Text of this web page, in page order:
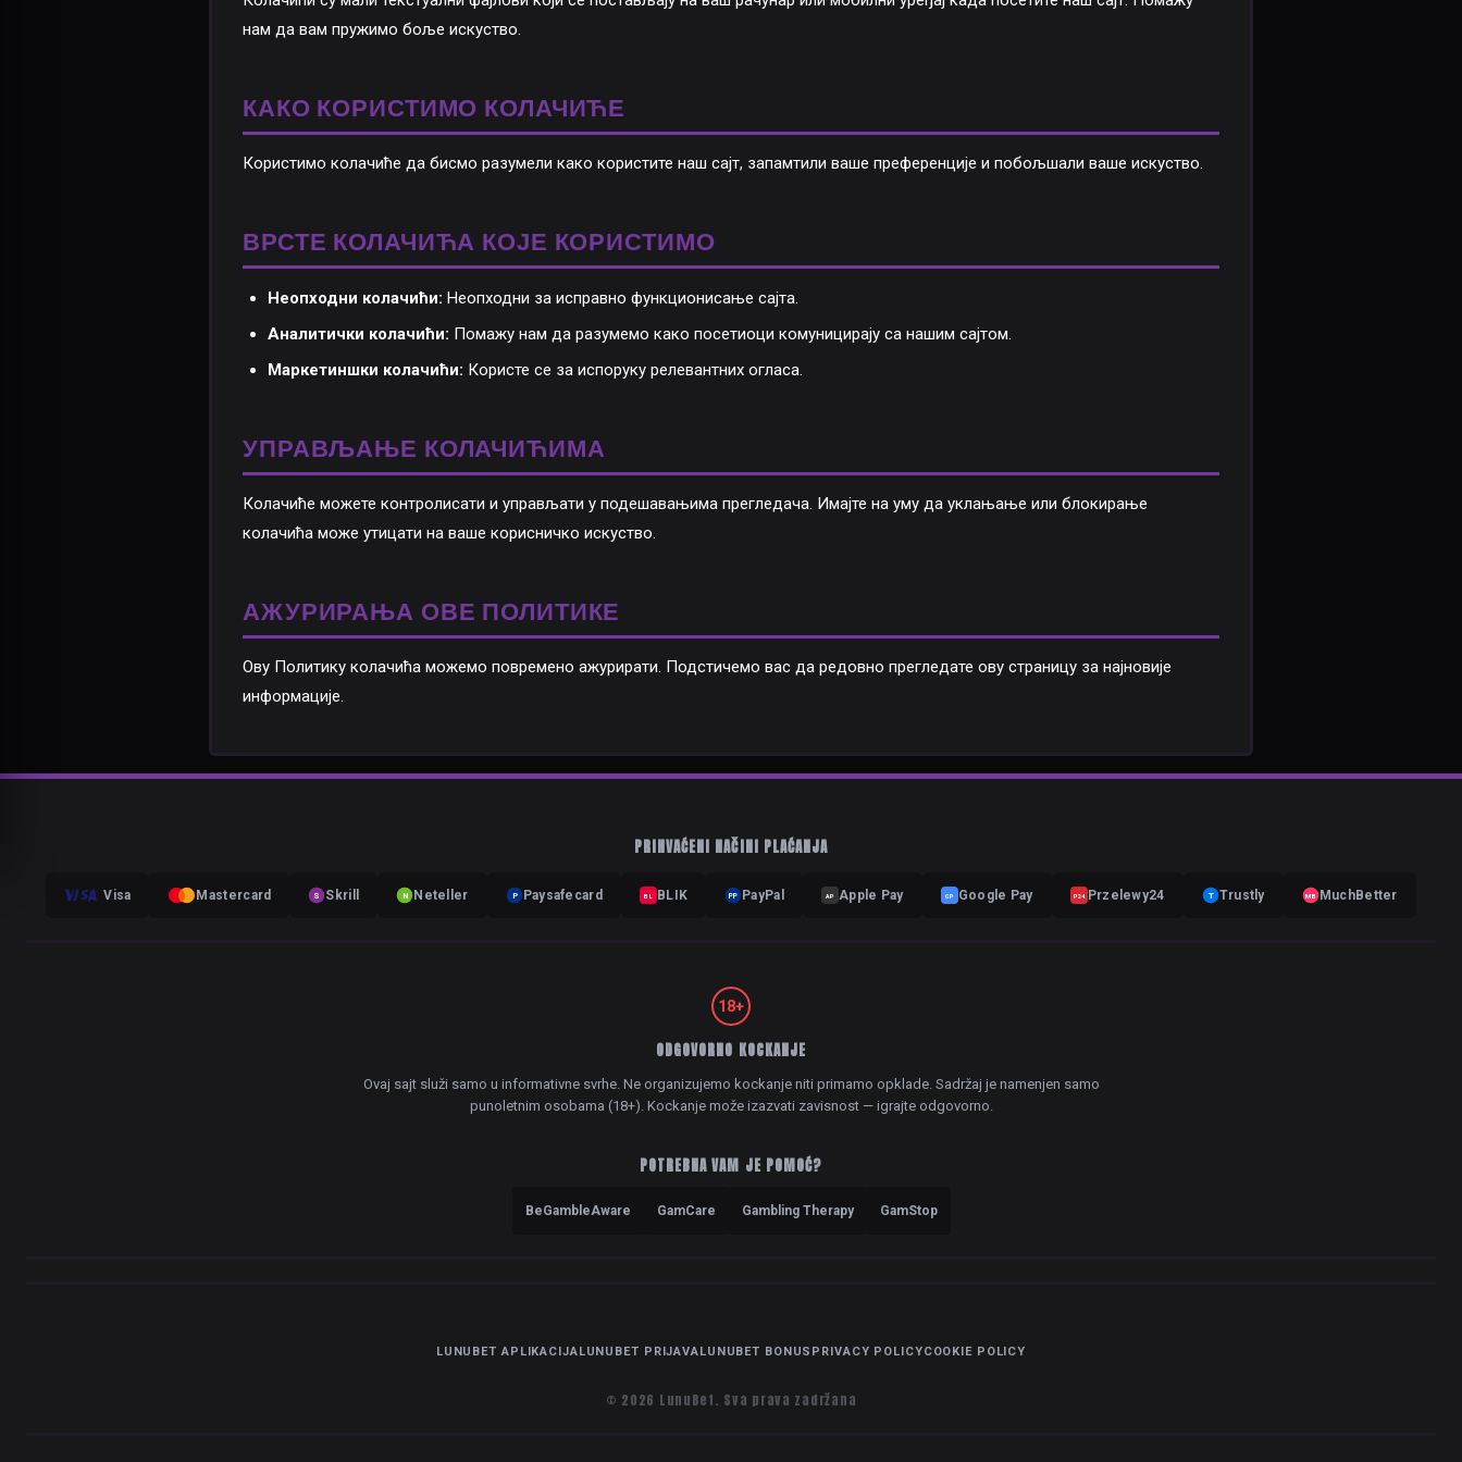
нам да вам пружимо боље искуство.
КАКО КОРИСТИМО КОЛАЧИЋЕ
Користимо колачиће да бисмо разумели како користите наш сајт, запамтили ваше преференције и побољшали ваше искуство.
ВРСТЕ КОЛАЧИЋА КОЈЕ КОРИСТИМО
Неопходни колачићи: Неопходни за исправно функционисање сајта.
Аналитички колачићи: Помажу нам да разумемо како посетиоци комуницирају са нашим сајтом.
Маркетиншки колачићи: Користе се за испоруку релевантних огласа.
УПРАВЉАЊЕ КОЛАЧИЋИМА
Колачиће можете контролисати и управљати у подешавањима прегледача. Имајте на уму да уклањање или блокирање
колачића може утицати на ваше корисничко искуство.
АЖУРИРАЊА ОВЕ ПОЛИТИКЕ
Ову Политику колачића можемо повремено ажурирати. Подстичемо вас да редовно прегледате ову страницу за најновије
информације.
PRIHVAĆENI NAČINI PLAĆANJA
Visa Mastercard S Skrill N Neteller P Paysafecard BL BLIK PP PayPal AP Apple Pay GP Google Pay P24 Przelewy24 T Trustly MB MuchBetter
18+
ODGOVORNO KOCKANJE
Ovaj sajt služi samo u informativne svrhe. Ne organizujemo kockanje niti primamo opklade. Sadržaj je namenjen samo
punoletnim osobama (18+). Kockanje može izazvati zavisnost — igrajte odgovorno.
POTREBNA VAM JE POMOĆ?
BeGambleAware GamCare Gambling Therapy GamStop
LUNUBET APLIKACIJA LUNUBET PRIJAVA LUNUBET BONUS PRIVACY POLICYCOOKIE POLICY
© 2026 LunuBet. Sva prava zadržana